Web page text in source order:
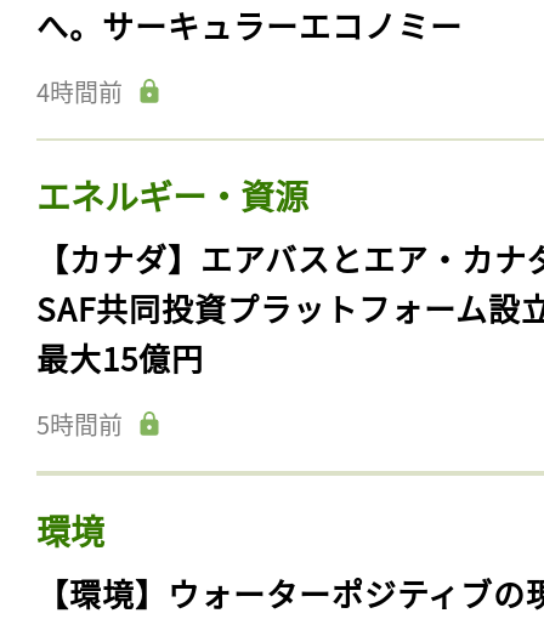
へ。サーキュラーエコノミー
4時間前
エネルギー・資源
【カナダ】エアバスとエア・カナ
SAF共同投資プラットフォーム設
最大15億円
5時間前
環境
【環境】ウォーターポジティブの